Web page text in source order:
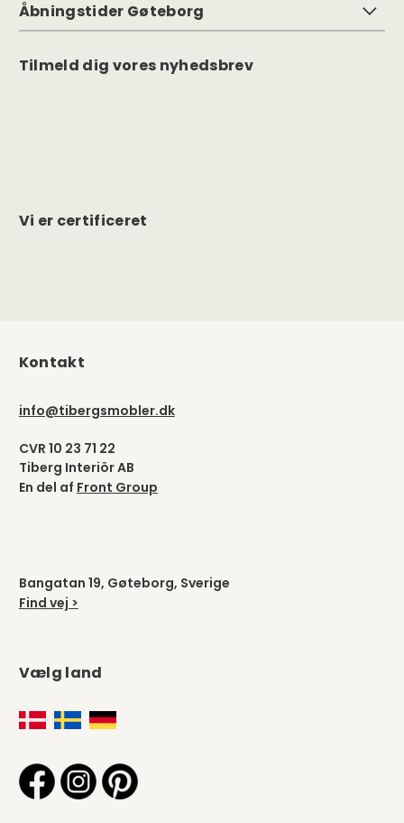
Åbningstider Gøteborg
Tilmeld dig vores nyhedsbrev
Vi er certificeret
Kontakt
info@tibergsmobler.dk
CVR 10 23 71 22
Tiberg Interiör AB
En del af Front Group
Bangatan 19, Gøteborg, Sverige
Find vej >
Vælg land